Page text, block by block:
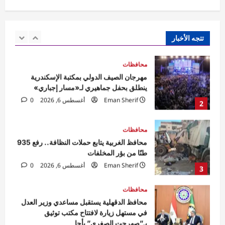
تتجه الأخبار
2
مهرجان الصيف الدولي بمكتبة الإسكندرية
0
3
محافظات
طنًا من بؤر المخلفات
Eman Sherif
أغسطس 6, 2026 0
4
محافظات
محافظ الدقهلية يستقبل مساعدي وزير العدل
في مستهل زيارة لافتتاح مكتب توثيق
بـ”صهرجت الصغرى” بأجا
أغسطس 6, 2026
محافظات
محافظ الغربية يتابع نتائج الحملات التموينية
ويؤكد استمرار الرقابة اليومية على المخابز